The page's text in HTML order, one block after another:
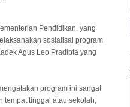
Pendidikan, yang
sosialisai program
Agus Leo Pradipta yang
program ini sangat
tempat tinggal atau sekolah,